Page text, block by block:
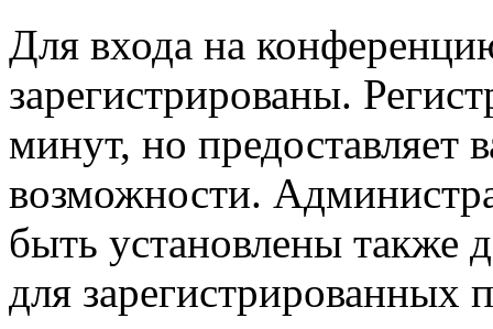
Для входа на
зарегистрированы.
минут, но предоставляет
возможности.
быть установлены также
для зарегистрированных